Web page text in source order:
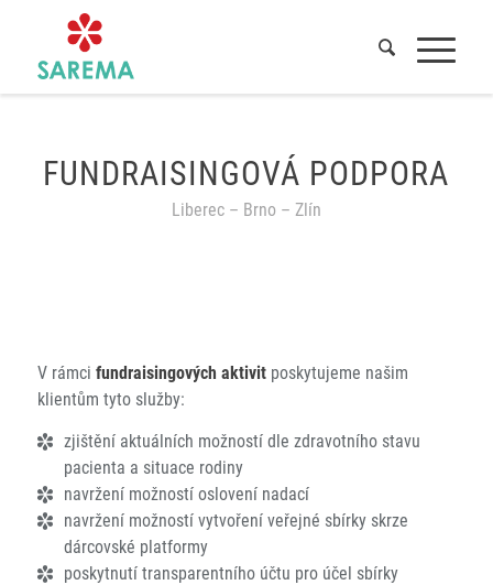
/ Služby
FUNDRAISINGOVÁ PODPORA
Liberec – Brno – Zlín
V rámci fundraisingových aktivitposkytujeme našim
klientům tyto služby:
zjištění aktuálních možností dle zdravotního stavu
pacienta a situace rodiny
navržení možností oslovení nadací
navržení možností vytvoření veřejné sbírky skrze
dárcovské platformy
poskytnutí transparentního účtu pro účel sbírky